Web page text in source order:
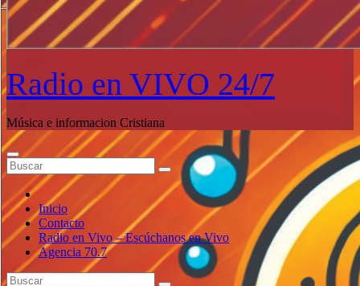
Radio en VIVO 24/7
Música e informacion Cristiana
Inicio
Contacto
Radio en Vivo – Escúchanos en Vivo
Agencia 70.7